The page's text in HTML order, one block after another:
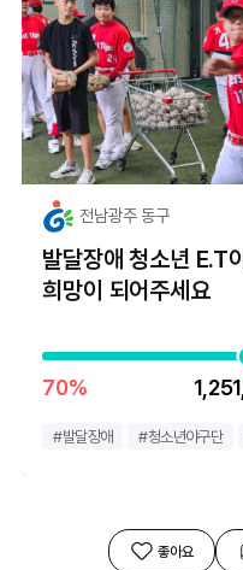
전남광주 동구
발달장애 청소년 E.T
희망이 되어주세요
70%
#발달장애 #청소년야구단
좋아요